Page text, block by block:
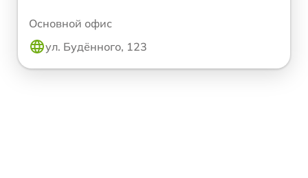
Основной офис
ул. Будённого, 123